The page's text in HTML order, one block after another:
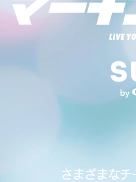
さまざまなチ